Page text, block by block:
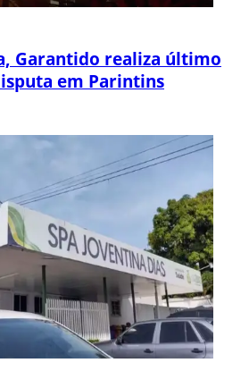
Garantido realiza último
em Parintins